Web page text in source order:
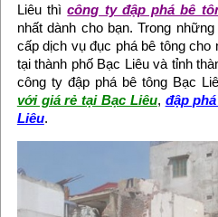
Liêu thìcông ty đập phá bê
nhất dành cho bạn. Trong
cấp dịch vụ đục phá bê tông
tại thành phố Bạc Liêu và tỉnh
công ty đập phá bê tông Bạc
với giá rẻ tại Bạc Liêu, đập
Liêu.